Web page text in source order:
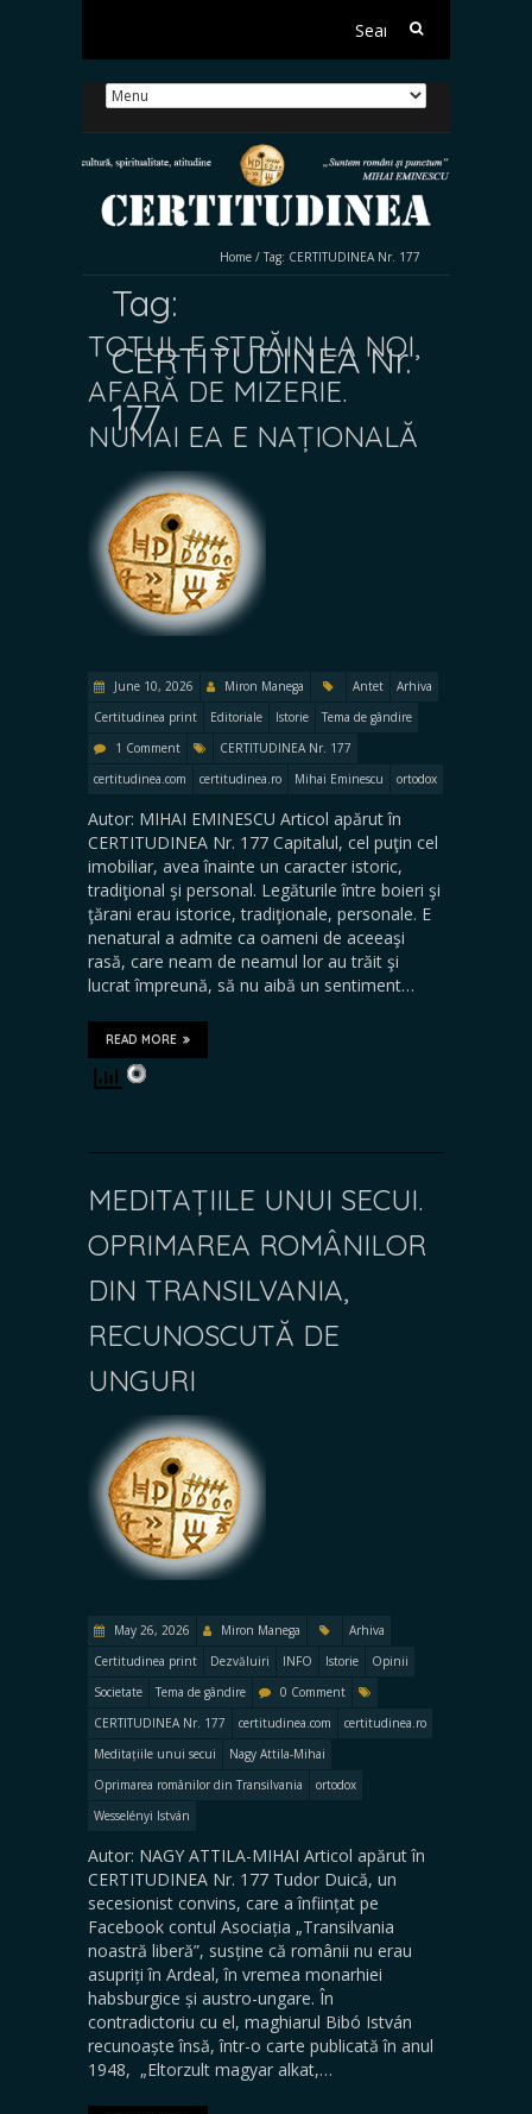
Search
Home / Tag: CERTITUDINEA Nr. 177
Tag:
CERTITUDINEA Nr.
177
TOTUL E STRĂIN LA NOI,
AFARĂ DE MIZERIE.
NUMAI EA E NAȚIONALĂ
June 10, 2026 Miron Manega Antet
Arhiva
Certitudinea print
Editoriale Istorie
Tema de gândire
1 Comment
CERTITUDINEA Nr. 177
certitudinea.com
certitudinea.ro Mihai Eminescu ortodox
Autor: MIHAI EMINESCU Articol apărut în
CERTITUDINEA Nr. 177 Capitalul, cel puţin cel
imobiliar, avea înainte un caracter istoric,
tradiţional şi personal. Legăturile între boieri şi
ţărani erau istorice, tradiţionale, personale. E
nenatural a admite ca oameni de aceeaşi
rasă, care neam de neamul lor au trăit şi
lucrat împreună, să nu aibă un sentiment…
READ MORE
MEDITAȚIILE UNUI SECUI.
OPRIMAREA ROMÂNILOR
DIN TRANSILVANIA,
RECUNOSCUTĂ DE
UNGURI
May 26, 2026 Miron Manega
Arhiva
Certitudinea print
Dezvăluiri INFO Istorie
Opinii
Societate
Tema de gândire
0 Comment
CERTITUDINEA Nr. 177
certitudinea.com
certitudinea.ro
Meditațiile unui secui
Nagy Attila-Mihai
Oprimarea românilor din Transilvania
ortodox
Wesselényi István
Autor: NAGY ATTILA-MIHAI Articol apărut în
CERTITUDINEA Nr. 177 Tudor Duică, un
secesionist convins, care a înființat pe
Facebook contul Asociația „Transilvania
noastră liberă”, susține că românii nu erau
asupriți în Ardeal, în vremea monarhiei
habsburgice și austro-ungare. În
contradictoriu cu el, maghiarul Bibó István
recunoaște însă, într-o carte publicată în anul
1948, „Eltorzult magyar alkat,…